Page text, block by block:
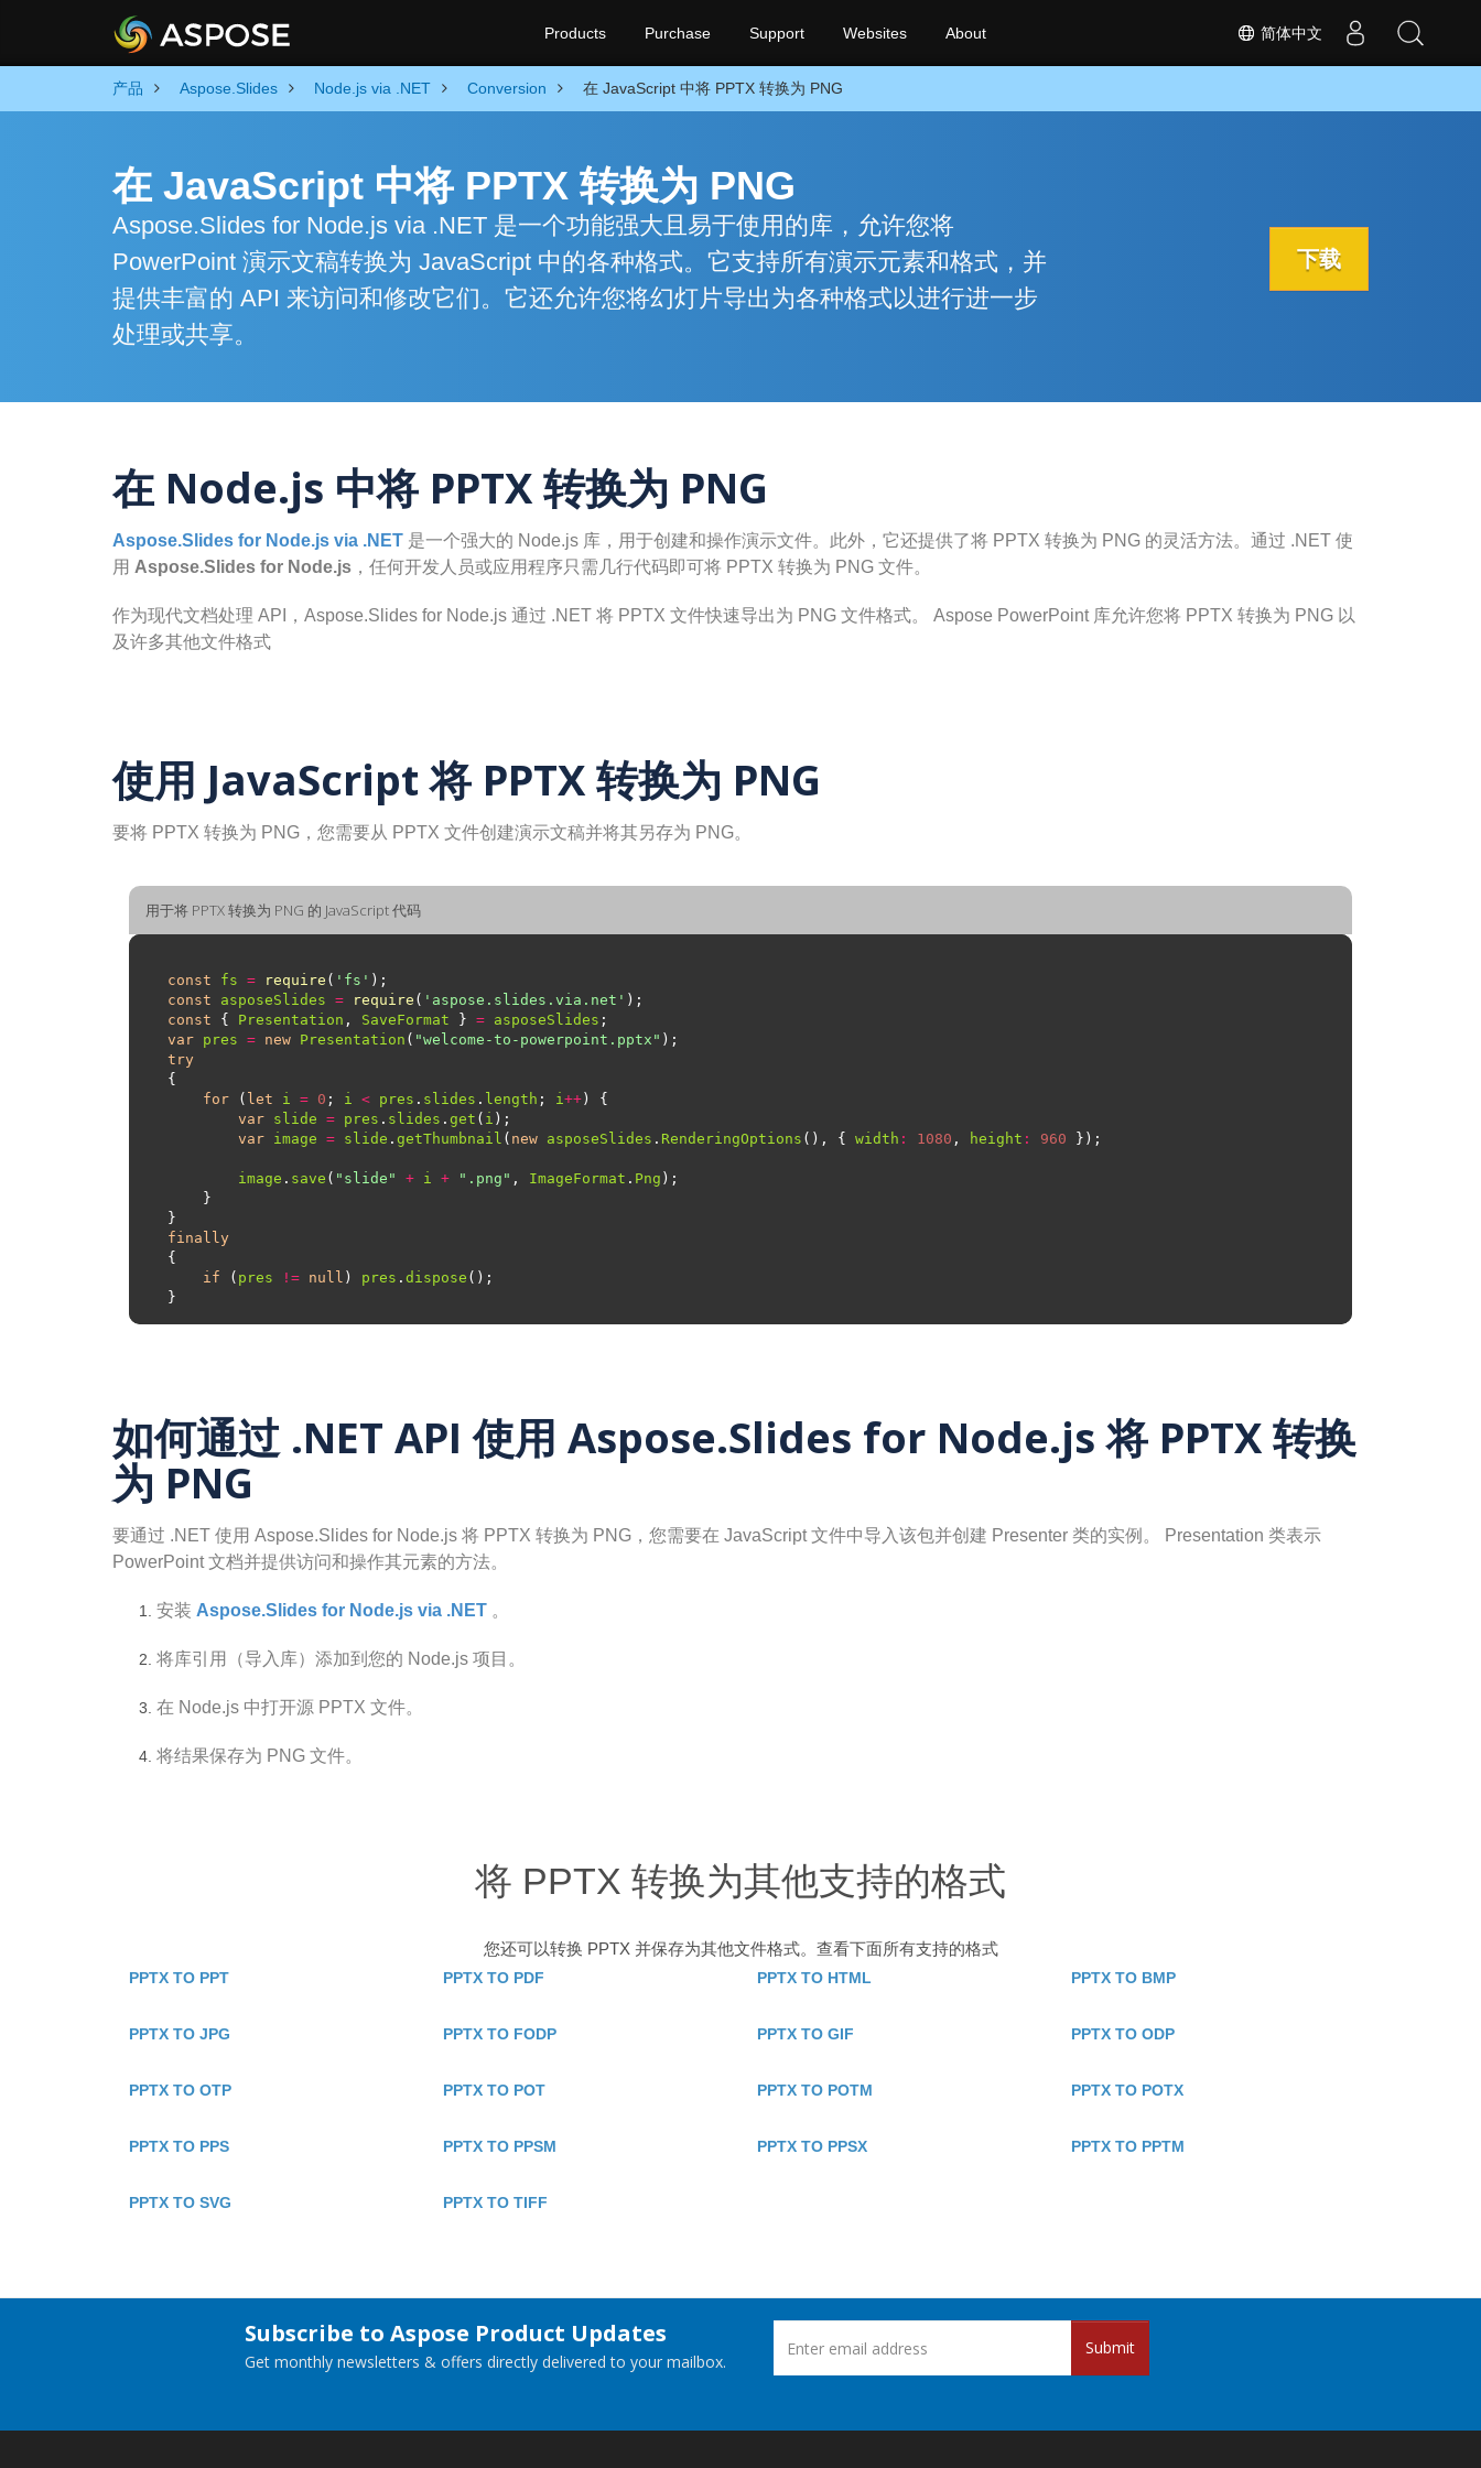
简体中文
Products Purchase Support Websites About
产品 Aspose.Slides Node.js via .NET Conversion 在 JavaScript 中将 PPTX 转换为 PNG
在 JavaScript 中将 PPTX 转换为 PNG
Aspose.Slides for Node.js via .NET 是一个功能强大且易于使用的库，允许您将
PowerPoint 演示文稿转换为 JavaScript 中的各种格式。它支持所有演示元素和格式，并
提供丰富的 API 来访问和修改它们。它还允许您将幻灯片导出为各种格式以进行进一步
处理或共享。
下载
在 Node.js 中将 PPTX 转换为 PNG
Aspose.Slides for Node.js via .NET 是一个强大的 Node.js 库，用于创建和操作演示文件。此外，它还提供了将 PPTX 转换为 PNG 的灵活方法。通过 .NET 使
用 Aspose.Slides for Node.js ，任何开发人员或应用程序只需几行代码即可将 PPTX 转换为 PNG 文件。
作为现代文档处理 API，Aspose.Slides for Node.js 通过 .NET 将 PPTX 文件快速导出为 PNG 文件格式。 Aspose PowerPoint 库允许您将 PPTX 转换为 PNG 以
及许多其他文件格式
使用 JavaScript 将 PPTX 转换为 PNG
要将 PPTX 转换为 PNG，您需要从 PPTX 文件创建演示文稿并将其另存为 PNG。
用于将 PPTX 转换为 PNG 的 JavaScript 代码
const fs = require ( 'fs'
const
asposeSlides = require ( 'aspose.slides.via.net'
const { Presentation , SaveFormat } = asposeSlides
var pres = new Presentation ( "welcome-to-powerpoint.pptx"
try
for ( let i = 0 ; i < pres . slides . length ; i++
var slide = pres . slides . get ( i
var image = slide . getThumbnail ( new asposeSlides . RenderingOptions (), { width : 1080 , height : 960
image . save ( "slide" + i + ".png" , ImageFormat . Png
finally
if ( pres != null ) pres . dispose
如何通过 .NET API 使用 Aspose.Slides for Node.js 将 PPTX 转换
为 PNG
要通过 .NET 使用 Aspose.Slides for Node.js 将 PPTX 转换为 PNG，您需要在 JavaScript 文件中导入该包并创建 Presenter 类的实例。 Presentation 类表示
PowerPoint 文档并提供访问和操作其元素的方法。
安装 Aspose.Slides for Node.js via .NET 。
将库引用（导入库）添加到您的 Node.js 项目。
在 Node.js 中打开源 PPTX 文件。
将结果保存为 PNG 文件。
将 PPTX 转换为其他支持的格式
您还可以转换 PPTX 并保存为其他文件格式。查看下面所有支持的格式
PPTX TO PPT PPTX TO PDF PPTX TO HTML PPTX TO BMP
PPTX TO JPG PPTX TO FODP PPTX TO GIF PPTX TO ODP
PPTX TO OTP PPTX TO POT PPTX TO POTM PPTX TO POTX
PPTX TO PPS PPTX TO PPSM PPTX TO PPSX PPTX TO PPTM
PPTX TO SVG PPTX TO TIFF
Subscribe to Aspose Product Updates
Get monthly newsletters & offers directly delivered to your mailbox.
Submit